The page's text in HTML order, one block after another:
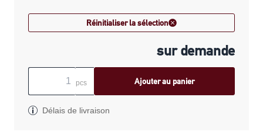
Réinitialiser la sélection
sur demande
pcs Ajouter au panier
Délais de livraison